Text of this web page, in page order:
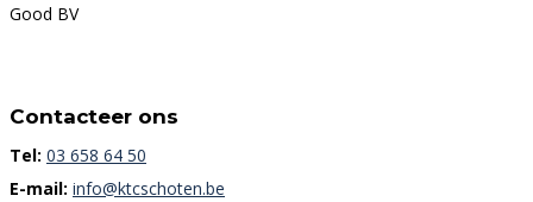
Good BV
Contacteer ons
Tel: 03 658 64 50
E-mail: info@ktcschoten.be